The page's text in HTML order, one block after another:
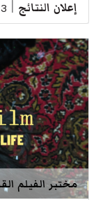
إعلان النتائج 3 / 4 / 2026
مختبر الفيلم